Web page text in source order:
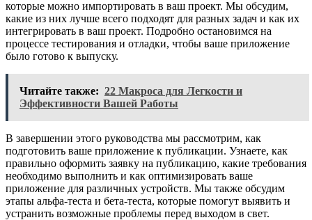
которые можно импортировать в ваш проект. Мы обсудим,
какие из них лучше всего подходят для разных задач и как их
интегрировать в ваш проект. Подробно остановимся на
процессе тестирования и отладки, чтобы ваше приложение
было готово к выпуску.
Читайте также: 22 Макроса для Легкости и
Эффективности Вашей Работы
В завершении этого руководства мы рассмотрим, как
подготовить ваше приложение к публикации. Узнаете, как
правильно оформить заявку на публикацию, какие требования
необходимо выполнить и как оптимизировать ваше
приложение для различных устройств. Мы также обсудим
этапы альфа-теста и бета-теста, которые помогут выявить и
устранить возможные проблемы перед выходом в свет.